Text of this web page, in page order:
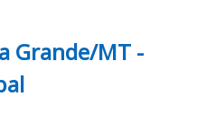
Grande/MT -